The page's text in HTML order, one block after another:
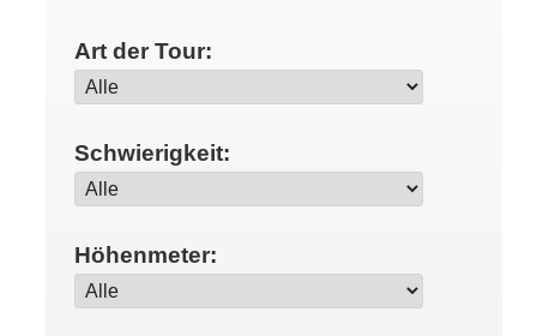
Art der Tour:
Schwierigkeit:
Höhenmeter: